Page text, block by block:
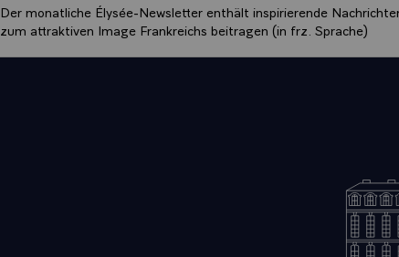
Der monatliche Élysée-Newsletter enthält inspirierende
zum attraktiven Image Frankreichs beitragen (in frz. Sprache)